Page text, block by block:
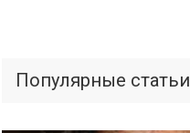
Популярные статьи